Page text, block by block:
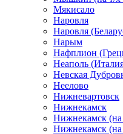
Мякисало
Наровля
Наровля
Нарым
Нафплион
Неаполь
Невская
Неелово
Нижневартовск
Нижнекамск
Нижнекамск
Нижнекамск